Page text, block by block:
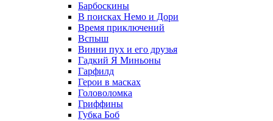
Барбоскины
В поисках Немо и Дори
Время приключений
Вспыш
Винни пух и его друзья
Гадкий Я Миньоны
Гарфилд
Герои в масках
Головоломка
Гриффины
Губка Боб